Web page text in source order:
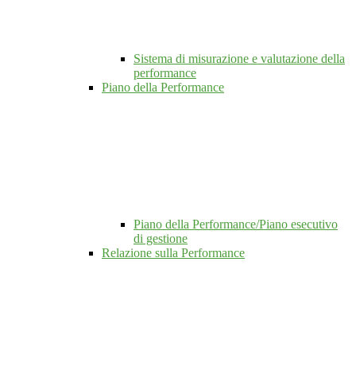
Sistema di misurazione e valutazione della
performance
Piano della Performance
Piano della Performance/Piano esecutivo
di gestione
Relazione sulla Performance